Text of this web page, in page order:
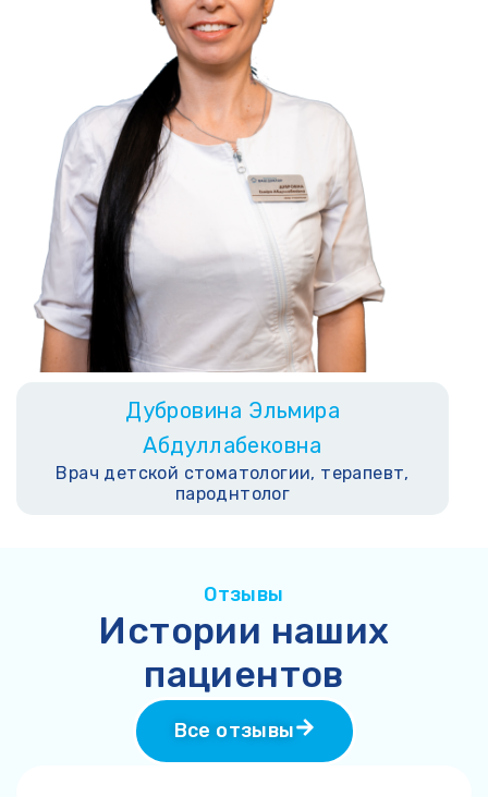
Дубровина Эльмира
Абдуллабековна
Врач детской стоматологии, терапевт,
пароднтолог
Отзывы
Истории наших
пациентов
Все отзывы